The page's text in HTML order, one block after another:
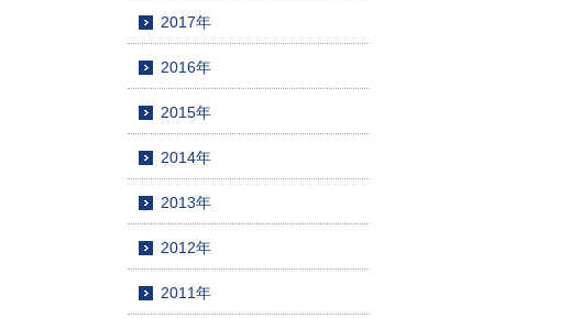
2017年
2016年
2015年
2014年
2013年
2012年
2011年